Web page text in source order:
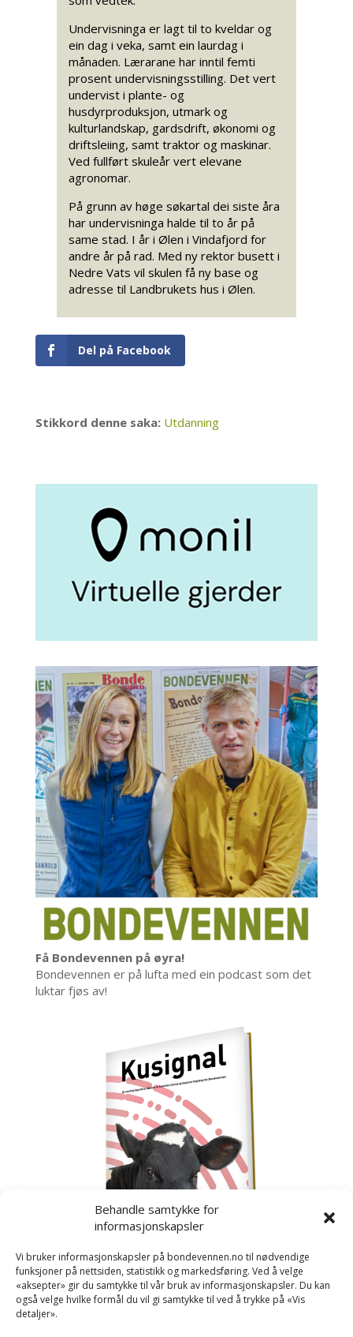
Behandle samtykke for
informasjonskapsler
Vi bruker informasjonskapsler på bondevennen.no til nødvendige
funksjoner på nettsiden, statistikk og markedsføring. Ved å velge
«aksepter» gir du samtykke til vår bruk av informasjonskapsler. Du kan
også velge hvilke formål du vil gi samtykke til ved å trykke på «Vis
detaljer».
Undervisninga er lagt til to kveldar og
ein dag i veka, samt ein laurdag i
månaden. Lærarane har inntil femti
prosent undervisningsstilling. Det vert
undervist i plante- og
husdyrproduksjon, utmark og
kulturlandskap, gardsdrift, økonomi og
driftsleiing, samt traktor og maskinar.
Ved fullført skuleår vert elevane
agronomar.
På grunn av høge søkartal dei siste åra
har undervisninga halde til to år på
same stad. I år i Ølen i Vindafjord for
andre år på rad. Med ny rektor busett i
Nedre Vats vil skulen få ny base og
adresse til Landbrukets hus i Ølen.
Del på Facebook
Stikkord denne saka: Utdanning
Få Bondevennen på øyra!
Bondevennen er på lufta med ein podcast som det
luktar fjøs av!
Kusignal